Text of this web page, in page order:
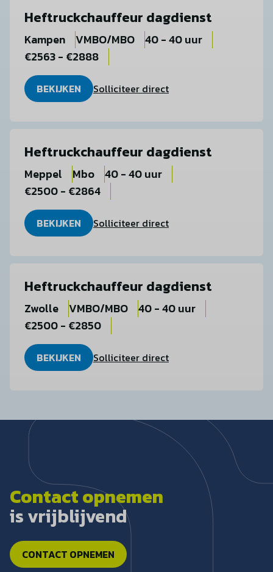
Heftruckchauffeur dagdienst
Kampen VMBO/MBO
40 - 40 uur
€2563 - €2888
BEKIJKEN Solliciteer direct
Heftruckchauffeur dagdienst
Meppel Mbo
40 - 40 uur
€2500 - €2864
BEKIJKEN Solliciteer direct
Heftruckchauffeur dagdienst
Zwolle VMBO/MBO
40 - 40 uur
€2500 - €2850
BEKIJKEN Solliciteer direct
Contact opnemen
is vrijblijvend
CONTACT OPNEMEN